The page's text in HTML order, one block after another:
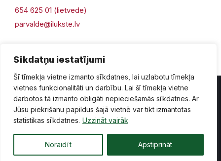
Sīkdatņu iestatījumi
Šī tīmekļa vietne izmanto sīkdatnes, lai uzlabotu tīmekļa
vietnes funkcionalitāti un darbību. Lai šī tīmekļa vietne
darbotos tā izmanto obligāti nepieciešamās sīkdatnes. Ar
Jūsu piekrišanu papildus šajā vietnē var tikt izmantotas
statistikas sīkdatnes. Uzzināt vairāk
Noraidīt Apstiprināt
654 625 01 (lietvede)
parvalde@ilukste.lv
Privātuma politika Piekļūstamība
Lapas karte
© 2026 Ilūkste, publicētā satura visas tiesības aizsargātas.